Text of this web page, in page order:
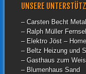
UNSERE
– Carsten Becht
– Ralph Müller
– Elektro Jöst –
– Beltz Heizung und
– Gasthaus zum
– Blumenhaus Sand